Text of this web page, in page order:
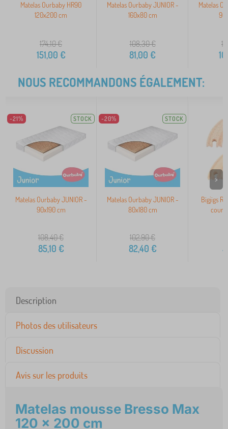
Matelas Ourbaby HR90
120x200 cm
174,10€
151,00 €
Matelas Ourbaby JUNIOR -
160x80 cm
108,30€
81,00 €
Matelas
NOUS RECOMMANDONS ÉGALEMENT:
-21% STOCK
Matelas Ourbaby JUNIOR -
90x190 cm
108,40€
85,10 €
-20% STOCK
Matelas Ourbaby JUNIOR -
80x180 cm
102,90€
82,40 €
Bigjigs
court
>
Description
Photos des utilisateurs
Discussion
Avis sur les produits
Matelas mousse Bresso Max
120 x 200 cm